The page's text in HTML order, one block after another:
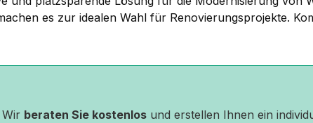
es zur idealen Wahl für Renovierungsprojekte.
beraten Sie kostenlos und erstellen Ihnen ein